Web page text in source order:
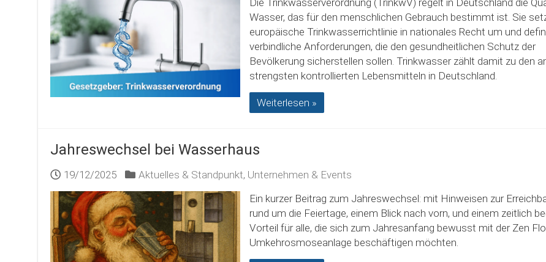
Wasser, das für den menschlichen Gebrauch bestimmt ist. Sie
europäische Trinkwasserrichtlinie in nationales Recht um und
verbindliche Anforderungen, die den gesundheitlichen Schutz der
Bevölkerung sicherstellen sollen. Trinkwasser zählt damit zu den
strengsten kontrollierten Lebensmitteln in Deutschland.
Weiterlesen »
Jahreswechsel bei Wasserhaus
19/12/2025 Aktuelles & Standpunkt, Unternehmen & Events
Ein kurzer Beitrag zum Jahreswechsel: mit Hinweisen zur
rund um die Feiertage, einem Blick nach vorn, und einem zeitlich
Vorteil für alle, die sich zum Jahresanfang bewusst mit der Zen
Umkehrosmoseanlage beschäftigen möchten.